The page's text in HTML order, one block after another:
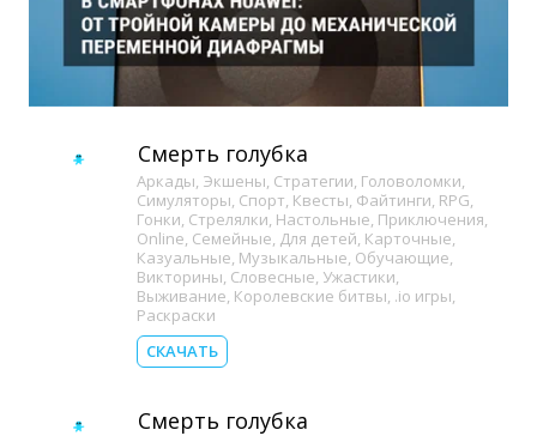
Смерть голубка
Аркады, Экшены, Стратегии, Головоломки,
Симуляторы, Спорт, Квесты, Файтинги, RPG,
Гонки, Стрелялки, Настольные, Приключения,
Online, Семейные, Для детей, Карточные,
Казуальные, Музыкальные, Обучающие,
Викторины, Словесные, Ужастики,
Выживание, Королевские битвы, .io игры,
Раскраски
СКАЧАТЬ
Смерть голубка